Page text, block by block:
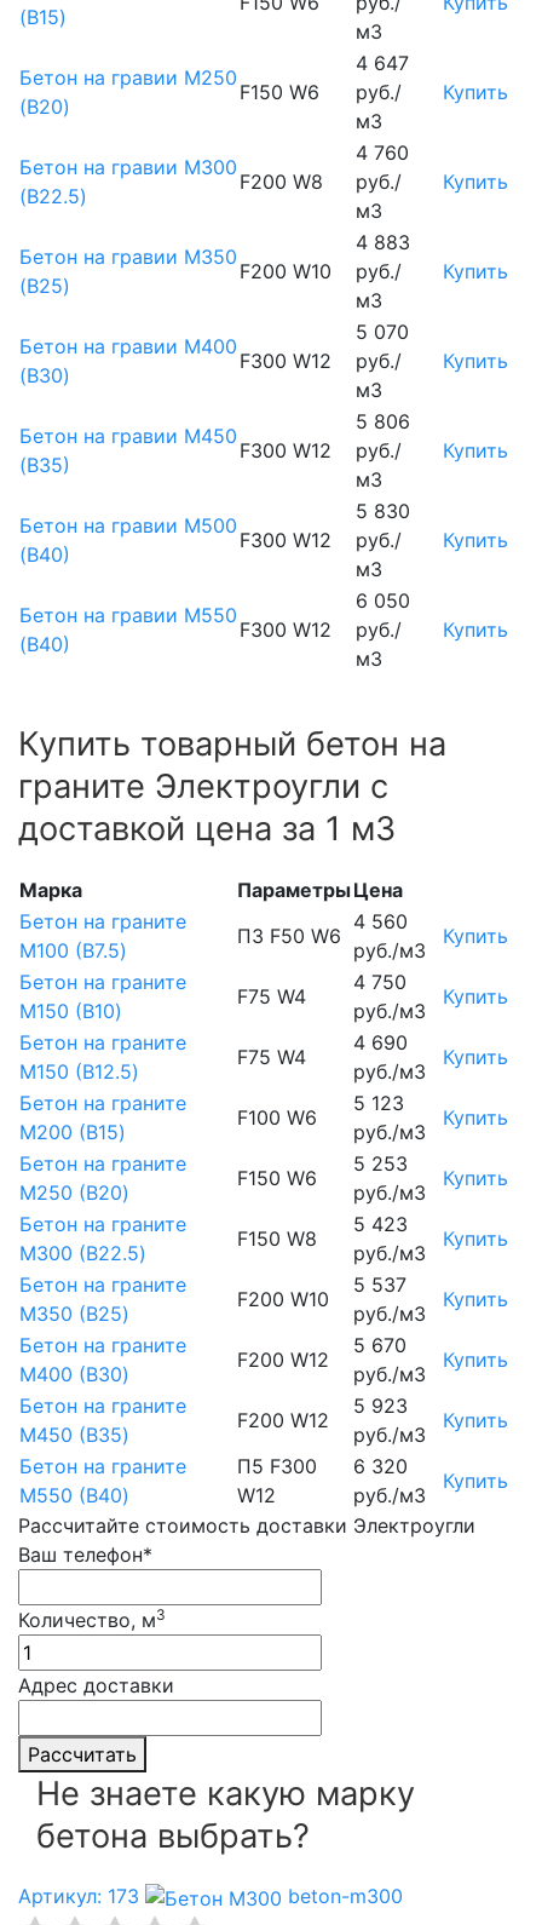
(B15)
м3
Бетон на гравии М250
(B20)
F150 W6
4 647
руб./
м3
Купить
Бетон на гравии М300
(B22.5)
F200 W8
4 760
руб./
м3
Купить
Бетон на гравии М350
(B25)
F200 W10
4 883
руб./
м3
Купить
Бетон на гравии М400
(B30)
F300 W12
5 070
руб./
м3
Купить
Бетон на гравии М450
(В35)
F300 W12
5 806
руб./
м3
Купить
Бетон на гравии М500
(В40)
F300 W12
5 830
руб./
м3
Купить
Бетон на гравии М550
(В40)
F300 W12
6 050
руб./
м3
Купить
Купить товарный бетон на
граните Электроугли с
доставкой цена за 1 м3
Марка ПараметрыЦена
Бетон на граните
М100 (B7.5)
П3 F50 W6
4 560
руб./м3
Купить
Бетон на граните
М150 (B10)
F75 W4
4 750
руб./м3
Купить
Бетон на граните
М150 (B12.5)
F75 W4
4 690
руб./м3
Купить
Бетон на граните
М200 (B15)
F100 W6
5 123
руб./м3
Купить
Бетон на граните
М250 (B20)
F150 W6
5 253
руб./м3
Купить
Бетон на граните
М300 (B22.5)
F150 W8
5 423
руб./м3
Купить
Бетон на граните
М350 (B25)
F200 W10
5 537
руб./м3
Купить
Бетон на граните
М400 (B30)
F200 W12
5 670
руб./м3
Купить
Бетон на граните
М450 (B35)
F200 W12
5 923
руб./м3
Купить
Бетон на граните
М550 (B40)
П5 F300
W12
6 320
руб./м3
Купить
Рассчитайте стоимость доставки Электроугли
Ваш телефон*
Количество, м3
Адрес доставки
Рассчитать
Не знаете какую марку
бетона выбрать?
Артикул: 173 beton-m300